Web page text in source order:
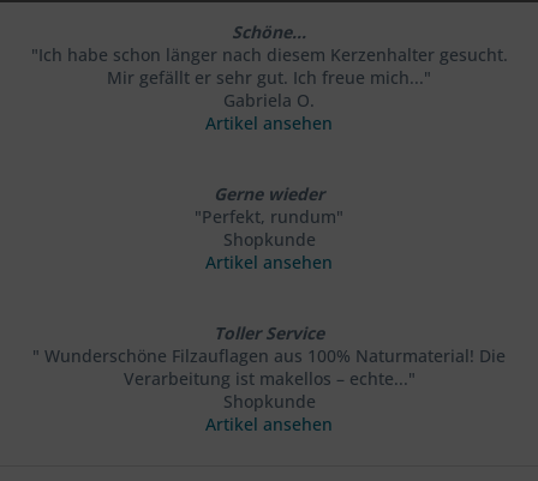
Schöne...
"Ich habe schon länger nach diesem Kerzenhalter gesucht.
Mir gefällt er sehr gut. Ich freue mich..."
Gabriela O.
Artikel ansehen
Gerne wieder
"Perfekt, rundum"
Shopkunde
Artikel ansehen
Toller Service
" Wunderschöne Filzauflagen aus 100% Naturmaterial! Die
Verarbeitung ist makellos – echte..."
Shopkunde
Artikel ansehen